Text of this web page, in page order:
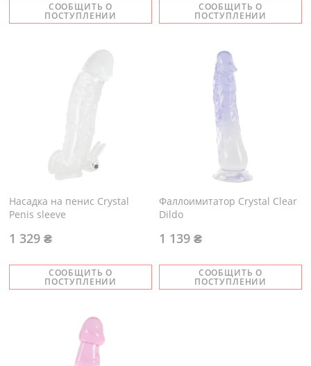
СООБЩИТЬ О
ПОСТУПЛЕНИИ
СООБЩИТЬ О
ПОСТУПЛЕНИИ
Насадка на пенис Crystal
Penis sleeve
СООБЩИТЬ О
ПОСТУПЛЕНИИ
1 329 ₴
Фаллоимитатор Crystal Clear
Dildo
СООБЩИТЬ О
ПОСТУПЛЕНИИ
1 139 ₴